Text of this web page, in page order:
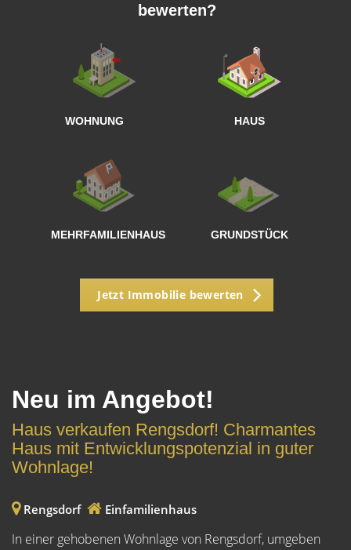
bewerten?
WOHNUNG HAUS
MEHRFAMILIENHAUS GRUNDSTÜCK
Jetzt Immobilie bewerten
Neu im Angebot!
Haus verkaufen Rengsdorf! Charmantes
Haus mit Entwicklungspotenzial in guter
Wohnlage!
Rengsdorf Einfamilienhaus
In einer gehobenen Wohnlage von Rengsdorf, umgeben